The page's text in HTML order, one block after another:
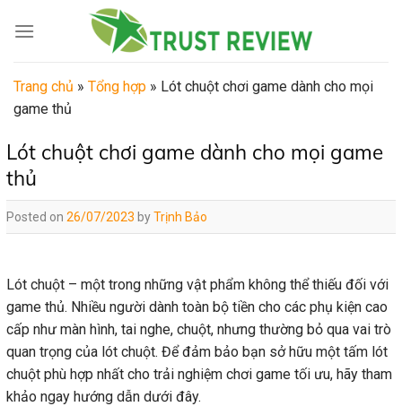
Trang chủ » Tổng hợp » Lót chuột chơi game dành cho mọi
game thủ
Lót chuột chơi game dành cho mọi game
thủ
Posted on 26/07/2023 byTrịnh Bảo
Lót chuột – một trong những vật phẩm không thể thiếu đối với
game thủ. Nhiều người dành toàn bộ tiền cho các phụ kiện cao
cấp như màn hình, tai nghe, chuột, nhưng thường bỏ qua vai trò
quan trọng của lót chuột. Để đảm bảo bạn sở hữu một tấm lót
chuột phù hợp nhất cho trải nghiệm chơi game tối ưu, hãy tham
khảo ngay hướng dẫn dưới đây.